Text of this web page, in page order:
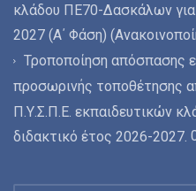
κλάδου ΠΕ70-Δασκάλων για
2027 (Α΄ Φάση)
Τροποποίηση απόσπασης
προσωρινής τοποθέτησης
Π.Υ.Σ.Π.Ε. εκπαιδευτικών
διδακτικό έτος 2026-2027.